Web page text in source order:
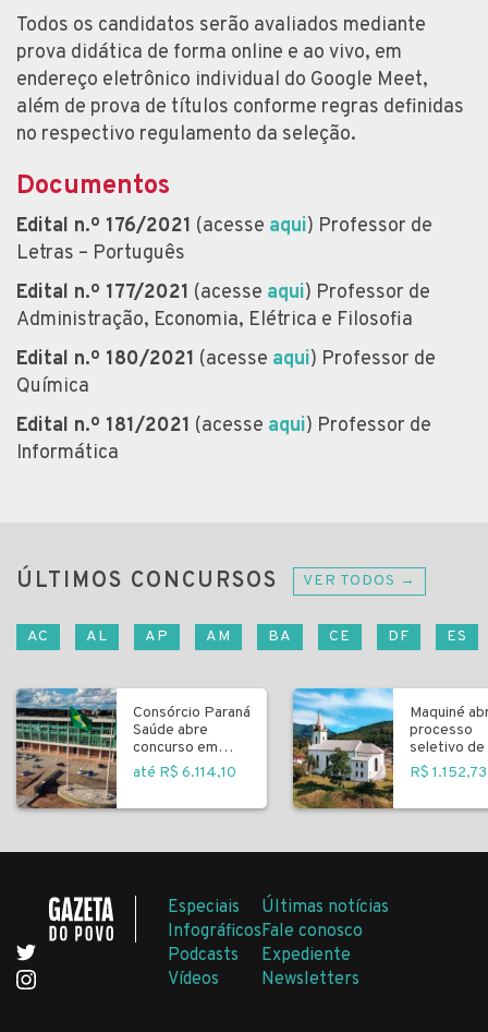
Todos os candidatos serão avaliados mediante
prova didática de forma online e ao vivo, em
endereço eletrônico individual do Google Meet,
além de prova de títulos conforme regras definidas
no respectivo regulamento da seleção.
Documentos
Edital n.º 176/2021 (acesse aqui) Professor de
Letras – Português
Edital n.º 177/2021 (acesse aqui) Professor de
Administração, Economia, Elétrica e Filosofia
Edital n.º 180/2021 (acesse aqui) Professor de
Química
Edital n.º 181/2021 (acesse aqui) Professor de
Informática
ÚLTIMOS CONCURSOS VER TODOS →
AC AL AP AM BA CE DF ES
Consórcio Paraná
Saúde abre
concurso em
Curitiba
até R$ 6.114,10
Maquiné
processo
seletivo de
R$ 1.152,73
Especiais
Infográficos
Podcasts
Vídeos
Últimas notícias
Fale conosco
Expediente
Newsletters